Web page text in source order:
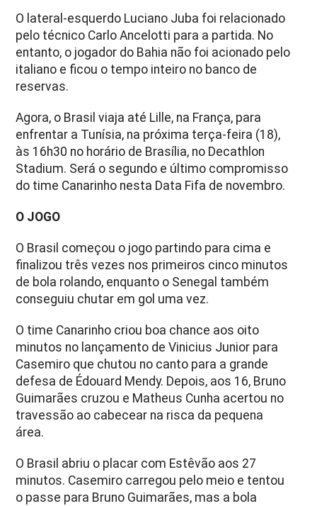
O lateral-esquerdo Luciano Juba foi relacionado
pelo técnico Carlo Ancelotti para a partida. No
entanto, o jogador do Bahia não foi acionado pelo
italiano e ficou o tempo inteiro no banco de
reservas.
Agora, o Brasil viaja até Lille, na França, para
enfrentar a Tunísia, na próxima terça-feira (18),
às 16h30 no horário de Brasília, no Decathlon
Stadium. Será o segundo e último compromisso
do time Canarinho nesta Data Fifa de novembro.
O JOGO
O Brasil começou o jogo partindo para cima e
finalizou três vezes nos primeiros cinco minutos
de bola rolando, enquanto o Senegal também
conseguiu chutar em gol uma vez.
O time Canarinho criou boa chance aos oito
minutos no lançamento de Vinicius Junior para
Casemiro que chutou no canto para a grande
defesa de Édouard Mendy. Depois, aos 16, Bruno
Guimarães cruzou e Matheus Cunha acertou no
travessão ao cabecear na risca da pequena
área.
O Brasil abriu o placar com Estêvão aos 27
minutos. Casemiro carregou pelo meio e tentou
o passe para Bruno Guimarães, mas a bola